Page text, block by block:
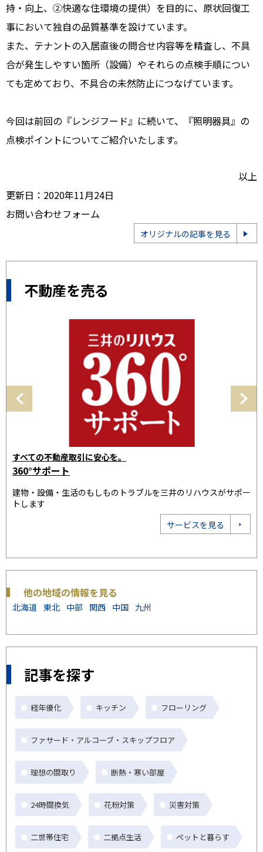
持・向上、②快適な住環境の提供）を目的に、原状回復工
事において独自の品質基準を設けています。
また、テナントの入居直後の問合せ内容等を精査し、不具
合が発生しやすい箇所（設備）やそれらの点検手順につい
ても定めており、不具合の未然防止につなげています。
今回は前回の『レンジフード』に続いて、『照明器具』の
点検ポイントについてご紹介いたします。
以上
更新日：2020年11月24日
お問い合わせフォーム
オリジナルの記事を見る
不動産を売る
三井のリハウスで
売却の相談をする
「35年連続全国売買仲介取り扱いNo.1」の実績。お客様に最適
なプランをご提案いたします
売却相談をする
他の地域の情報を見る
北海道 東北 中部 関西 中国 九州
記事を探す
経年優化 キッチン フローリング
ファサード・アルコーブ・スキップフロア
理想の間取り 断熱・寒い部屋
24時間換気 花粉対策 災害対策
二世帯住宅 二拠点生活 ペットと暮らす